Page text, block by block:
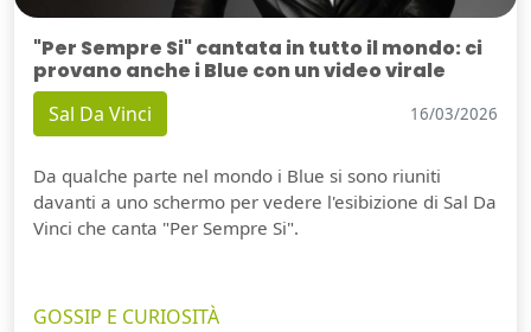
"Per Sempre Si" cantata in tutto il mondo: ci
provano anche i Blue con un video virale
Sal Da Vinci 16/03/2026
Da qualche parte nel mondo i Blue si sono riuniti
davanti a uno schermo per vedere l'esibizione di Sal Da
Vinci che canta "Per Sempre Si".
GOSSIP E CURIOSITÀ